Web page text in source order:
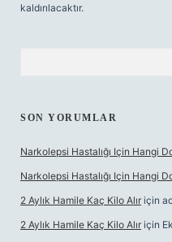
kaldırılacaktır.
SON YORUMLAR
Narkolepsi Hastalığı Için Hangi
Narkolepsi Hastalığı Için Hangi
2 Aylık Hamile Kaç Kilo Alır için
2 Aylık Hamile Kaç Kilo Alır için